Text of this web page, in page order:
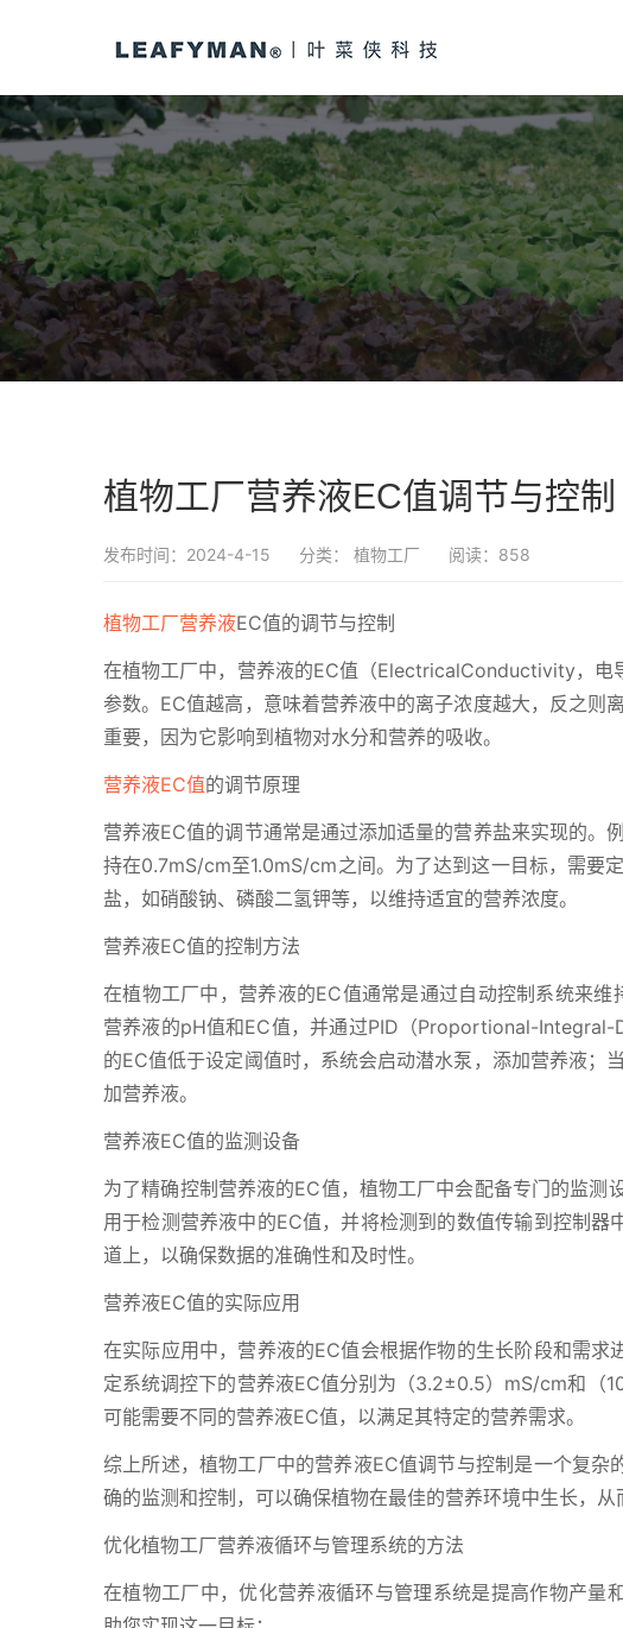
植物工厂营养液EC值调节与控
发布时间：2024-4-15 分类： 植物工厂 阅读：858
植物工厂营养液EC值的调节与控制
在植物工厂中，营养液的EC值（ElectricalConductivity，电
参数。EC值越高，意味着营养液中的离子浓度越大，反之则
重要，因为它影响到植物对水分和营养的吸收。
营养液EC值的调节原理
营养液EC值的调节通常是通过添加适量的营养盐来实现的。
持在0.7mS/cm至1.0mS/cm之间。为了达到这一目标，需要
盐，如硝酸钠、磷酸二氢钾等，以维持适宜的营养浓度。
营养液EC值的控制方法
在植物工厂中，营养液的EC值通常是通过自动控制系统来
营养液的pH值和EC值，并通过PID（Proportional-
的EC值低于设定阈值时，系统会启动潜水泵，添加营养液；
加营养液。
营养液EC值的监测设备
为了精确控制营养液的EC值，植物工厂中会配备专门的监测
用于检测营养液中的EC值，并将检测到的数值传输到控制
道上，以确保数据的准确性和及时性。
营养液EC值的实际应用
在实际应用中，营养液的EC值会根据作物的生长阶段和需
定系统调控下的营养液EC值分别为（3.2±0.5）mS/cm和（
可能需要不同的营养液EC值，以满足其特定的营养需求。
综上所述，植物工厂中的营养液EC值调节与控制是一个复
确的监测和控制，可以确保植物在最佳的营养环境中生长，从
优化植物工厂营养液循环与管理系统的方法
在植物工厂中，优化营养液循环与管理系统是提高作物产量